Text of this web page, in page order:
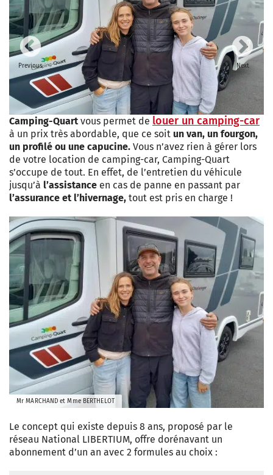
Previous Next
Camping-Quart vous permet de louer un camping-car
à un prix très abordable, que ce soit un van, un fourgon,
un profilé ou une capucine. Vous n’avez rien à gérer lors
de votre location de camping-car, Camping-Quart
s’occupe de tout. En effet, de l’entretien du véhicule
jusqu’à l’assistance en cas de panne en passant par
l’assurance et l’hivernage, tout est pris en charge !
Mr MARCHAND et Mme BERTHELOT
Le concept qui existe depuis 8 ans, proposé par le
réseau National LIBERTIUM, offre dorénavant un
abonnement d’un an avec 2 formules au choix :